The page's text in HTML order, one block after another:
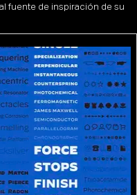
fuente de inspiración de su